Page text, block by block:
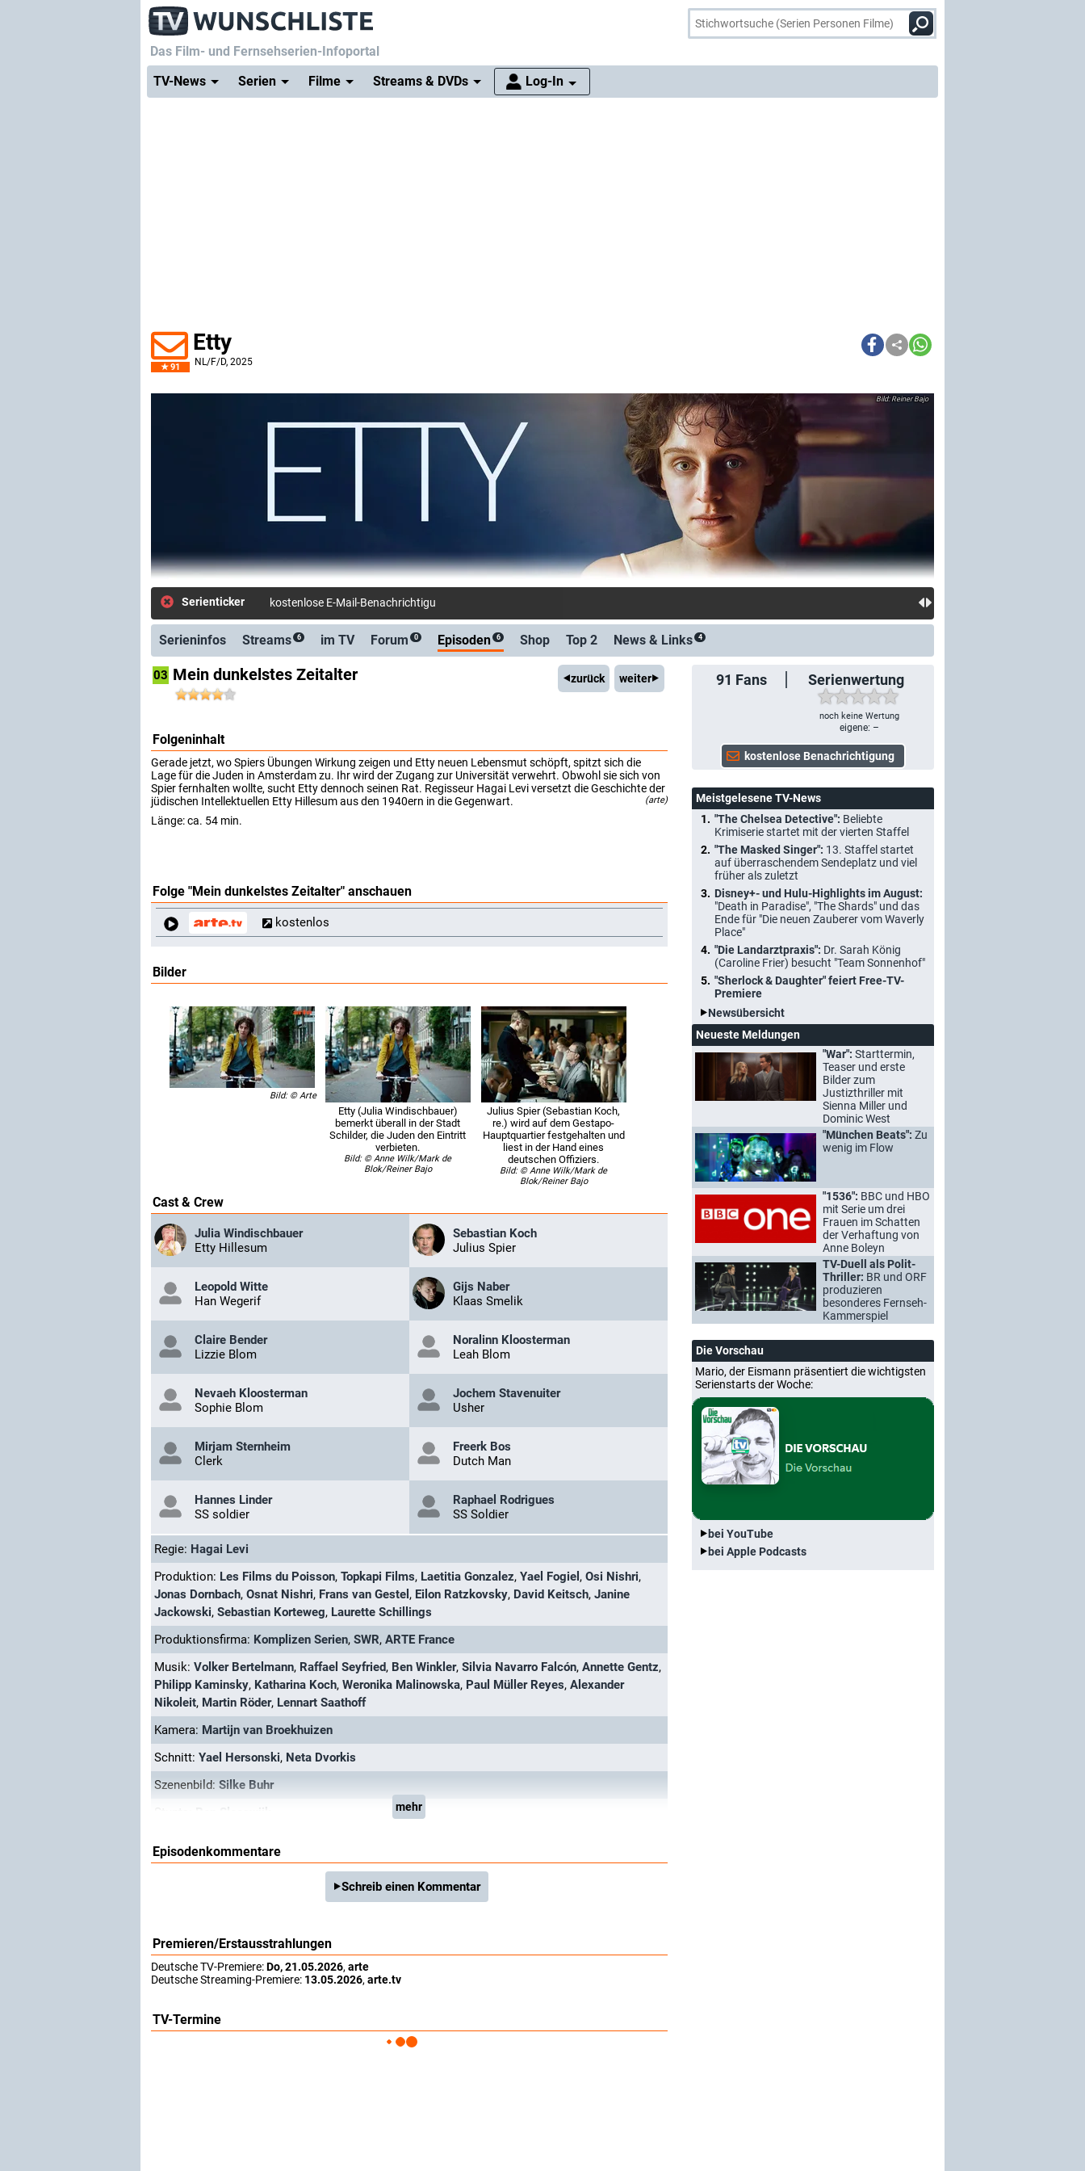
Das Film- und Fernsehserien-Infoportal
TV-News
Serien Filme Streams & DVDs Log-In
91
Etty
NL/F/D, 2025
Reiner Bajo
Serienticker kostenlose E-Mail-Benachrichtigung bei Streaming- oder
Serieninfos Streams 6 im TV Forum 0 Episoden 6 Shop Top 2 News & Links 4
91 Fans Serienwertung
noch keine Wertung
eigene: –
03 Mein dunkelstes Zeitalter zurück weiter
Folgeninhalt
Gerade jetzt, wo Spiers Übungen Wirkung zeigen und Etty neuen Lebensmut schöpft, spitzt sich die
Lage für die Juden in Amsterdam zu. Ihr wird der Zugang zur Universität verwehrt. Obwohl sie sich von
Spier fernhalten wollte, sucht Etty dennoch seinen Rat. Regisseur Hagai Levi versetzt die Geschichte der
jüdischen Intellektuellen Etty Hillesum aus den 1940ern in die Gegenwart.
(arte)
Länge: ca. 54 min.
Folge "Mein dunkelstes Zeitalter" anschauen
kostenlos
Bilder
Bild: © Arte
Etty (Julia Windischbauer)
bemerkt überall in der Stadt
Schilder, die Juden den Eintritt
verbieten.
Bild: © Anne Wilk/Mark de
Blok/Reiner Bajo
Julius Spier (Sebastian Koch,
re.) wird auf dem Gestapo-
Hauptquartier festgehalten und
liest in der Hand eines
deutschen Offiziers.
Bild: © Anne Wilk/Mark de
Blok/Reiner Bajo
Cast & Crew
Julia Windischbauer
Etty Hillesum
Sebastian Koch
Julius Spier
Leopold Witte
Han Wegerif
Gijs Naber
Klaas Smelik
Claire Bender
Lizzie Blom
Noralinn Kloosterman
Leah Blom
Nevaeh Kloosterman
Sophie Blom
Jochem Stavenuiter
Usher
Mirjam Sternheim
Clerk
Freerk Bos
Dutch Man
Hannes Linder
SS soldier
Raphael Rodrigues
SS Soldier
Regie: Hagai Levi
Produktion: Les Films du Poisson, Topkapi Films, Laetitia Gonzalez, Yael Fogiel , Osi Nishri,
Jonas Dornbach, Osnat Nishri, Frans van Gestel , Eilon Ratzkovsky, David Keitsch, Janine
Jackowski, Sebastian Korteweg, Laurette Schillings
Produktionsfirma: Komplizen Serien, SWR, ARTE France
Musik: Volker Bertelmann, Raffael Seyfried, Ben Winkler, Silvia Navarro Falcón, Annette Gentz,
Philipp Kaminsky, Katharina Koch, Weronika Malinowska, Paul Müller Reyes, Alexander
Nikoleit, Martin Röder, Lennart Saathoff
Kamera: Martijn van Broekhuizen
Schnitt: Yael Hersonski, Neta Dvorkis
Szenenbild: Silke Buhr
Ron Sleeswijk mehr
Episodenkommentare
Schreib einen Kommentar
Premieren/Erstausstrahlungen
Deutsche TV-Premiere:Do, 21.05.2026, arte
Deutsche Streaming-Premiere: 13.05.2026, arte.tv
TV-Termine
Meistgelesene TV-News
"The Chelsea Detective": Beliebte
Krimiserie startet mit der vierten Staffel
"The Masked Singer": 13. Staffel startet
auf überraschendem Sendeplatz und viel
früher als zuletzt
Disney+- und Hulu-Highlights im August:
"Death in Paradise", "The Shards" und das
Ende für "Die neuen Zauberer vom Waverly
Place"
"Die Landarztpraxis": Dr. Sarah König
(Caroline Frier) besucht "Team Sonnenhof"
"Sherlock & Daughter" feiert Free-TV-
Premiere
Newsübersicht
Neueste Meldungen
"War": Starttermin,
Teaser und erste
Bilder zum
Justizthriller mit
Sienna Miller und
Dominic West
"München Beats": Zu
wenig im Flow
"1536": BBC und HBO
mit Serie um drei
Frauen im Schatten
der Verhaftung von
Anne Boleyn
TV-Duell als Polit-
Thriller: BR und ORF
produzieren
besonderes Fernseh-
Kammerspiel
Die Vorschau
Mario, der Eismann präsentiert die wichtigsten
Serienstarts der Woche:
bei YouTube
bei Apple Podcasts